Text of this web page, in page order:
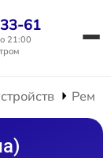
61
21:00